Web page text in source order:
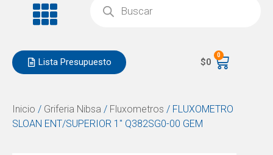
Lista Presupuesto $0
0
Inicio / Griferia Nibsa / Fluxometros / FLUXOMETRO
SLOAN ENT/SUPERIOR 1″ Q382SG0-00 GEM